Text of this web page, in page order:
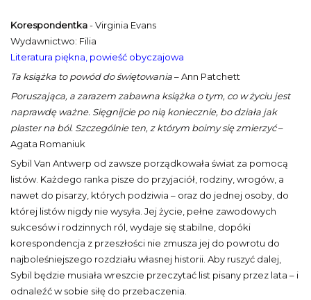
Korespondentka- Virginia Evans
Wydawnictwo: Filia
Literatura piękna, powieść obyczajowa
Ta książka to powód do świętowania– Ann Patchett
Poruszająca, a zarazem zabawna książka o tym, co w życiu jest
naprawdę ważne. Sięgnijcie po nią koniecznie, bo działa jak
plaster na ból. Szczególnie ten, z którym boimy się zmierzyć–
Agata Romaniuk
Sybil Van Antwerp od zawsze porządkowała świat za pomocą
listów. Każdego ranka pisze do przyjaciół, rodziny, wrogów, a
nawet do pisarzy, których podziwia – oraz do jednej osoby, do
której listów nigdy nie wysyła. Jej życie, pełne zawodowych
sukcesów i rodzinnych ról, wydaje się stabilne, dopóki
korespondencja z przeszłości nie zmusza jej do powrotu do
najboleśniejszego rozdziału własnej historii. Aby ruszyć dalej,
Sybil będzie musiała wreszcie przeczytać list pisany przez lata – i
odnaleźć w sobie siłę do przebaczenia.